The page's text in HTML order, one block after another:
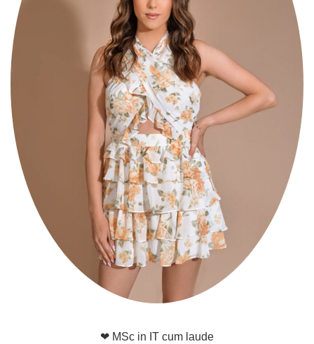
❤ MSc in IT cum laude